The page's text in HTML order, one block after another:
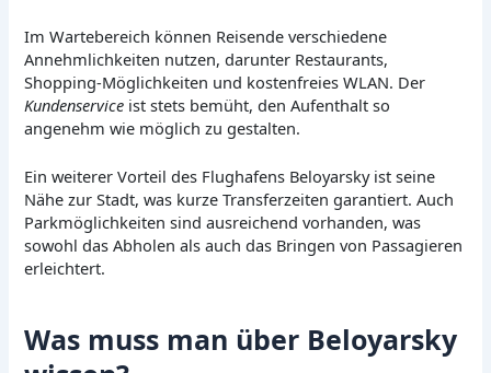
Im Wartebereich können Reisende verschiedene
Annehmlichkeiten nutzen, darunter Restaurants,
Shopping-Möglichkeiten und kostenfreies WLAN. Der
Kundenservice ist stets bemüht, den Aufenthalt so
angenehm wie möglich zu gestalten.
Ein weiterer Vorteil des Flughafens Beloyarsky ist seine
Nähe zur Stadt, was kurze Transferzeiten garantiert. Auch
Parkmöglichkeiten sind ausreichend vorhanden, was
sowohl das Abholen als auch das Bringen von Passagieren
erleichtert.
Was muss man über Beloyarsky